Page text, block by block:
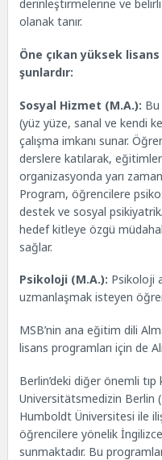
derinleştirmelerine ve
olanak tanır.
Öne çıkan yüksek
şunlardır:
Sosyal Hizmet (M.A.):
(yüz yüze, sanal ve kendi
çalışma imkanı sunar.
derslere katılarak,
organizasyonda yarı
Program, öğrencilere
destek ve sosyal
hedef kitleye özgü
sağlar.
Psikoloji (M.A.): Psikoloji
uzmanlaşmak isteyen
MSB’nin ana eğitim dili
lisans programları için de
Berlin’deki diğer önemli
Universitätsmedizin Berlin
Humboldt Üniversitesi ile
öğrencilere yönelik
sunmaktadır. Bu